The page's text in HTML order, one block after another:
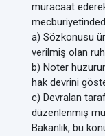
müracaat
a) Sözkonusu
verilmiş olan
b) Noter
hak devrini
c) Devralan
düzenlenmiş
Bakanlık, bu